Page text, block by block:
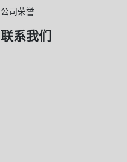
公司荣誉
联系我们